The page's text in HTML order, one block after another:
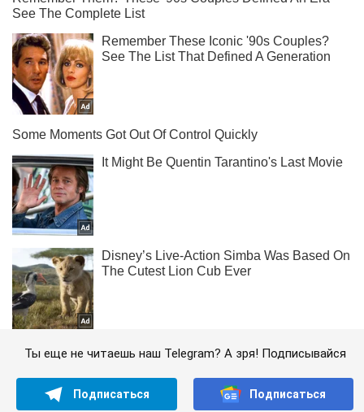
Ты еще не читаешь наш Telegram? А зря! Подписывайся
Подписаться Подписаться